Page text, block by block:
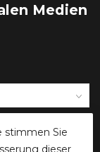
Medien
stimmen Sie
dieser